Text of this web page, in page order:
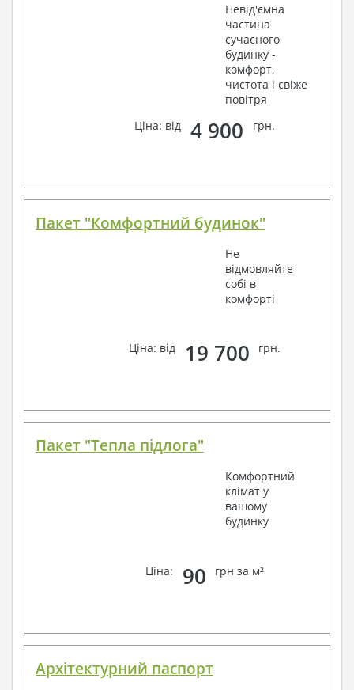
Невід'ємна
частина
сучасного
будинку -
комфорт,
чистота і свіже
повітря
Ціна: від
4 900 грн.
Пакет "Комфортний будинок"
Не
відмовляйте
собі в
комфорті
Ціна: від 19 700 грн.
Пакет "Тепла підлога"
Комфортний
клімат у
вашому
будинку
Ціна: 90 грн за м²
Архітектурний паспорт